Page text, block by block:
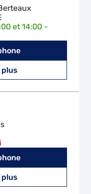
et 14:00 -
plus
plus